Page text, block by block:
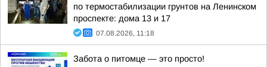
по термостабилизации грунтов на Ленинском
проспекте: дома 13 и 17
07.08.2026, 11:18
Забота о питомце — это просто!